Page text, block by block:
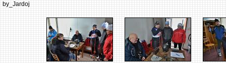
by_Jardoj